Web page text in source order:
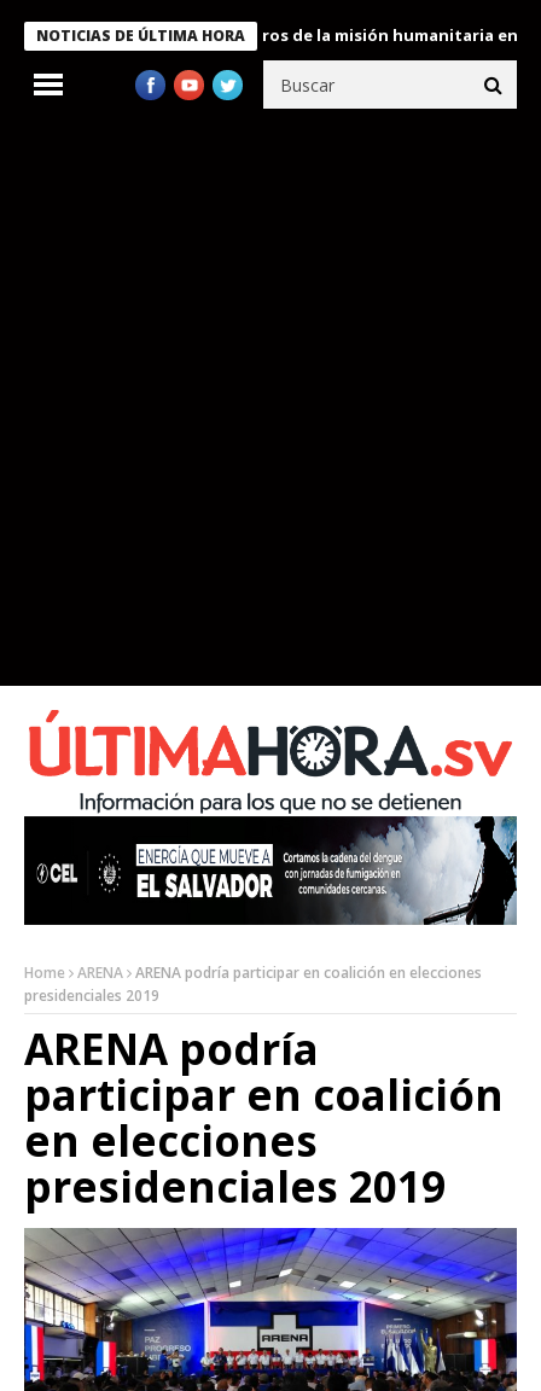
NOTICIAS DE ÚLTIMA HORA
Bukele condecora a miembros de la misión humanitaria enviada a
Home ARENA ARENA podría participar en coalición en elecciones
presidenciales 2019
ARENA podría
participar en coalición
en elecciones
presidenciales 2019